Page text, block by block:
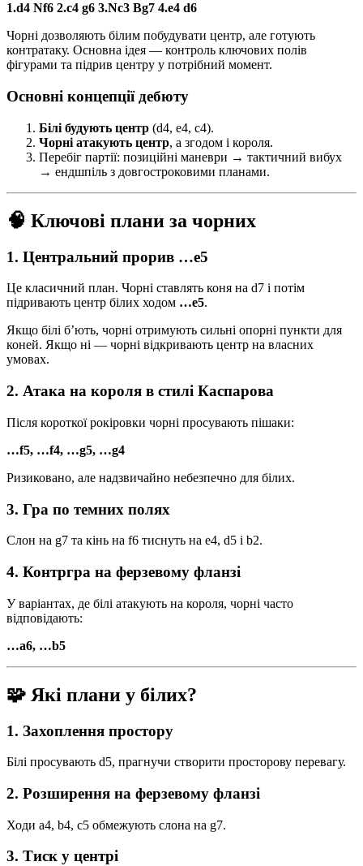
1.d4 Nf6 2.c4 g6 3.Nc3 Bg7 4.e4 d6
Чорні дозволяють білим побудувати центр, але готують
контратаку. Основна ідея — контроль ключових полів
фігурами та підрив центру у потрібний момент.
Основні концепції дебюту
Білі будують центр (d4, e4, c4).
Чорні атакують центр, а згодом і короля.
Перебіг партії: позиційні маневри → тактичний вибух
→ ендшпіль з довгостроковими планами.
🧠 Ключові плани за чорних
1. Центральний прорив …e5
Це класичний план. Чорні ставлять коня на d7 і потім
підривають центр білих ходом …e5.
Якщо білі б’ють, чорні отримують сильні опорні пункти для
коней. Якщо ні — чорні відкривають центр на власних
умовах.
2. Атака на короля в стилі Каспарова
Після короткої рокіровки чорні просувають пішаки:
…f5, …f4, …g5, …g4
Ризиковано, але надзвичайно небезпечно для білих.
3. Гра по темних полях
Слон на g7 та кінь на f6 тиснуть на e4, d5 і b2.
4. Контргра на ферзевому фланзі
У варіантах, де білі атакують на короля, чорні часто
відповідають:
…a6, …b5
🧩 Які плани у білих?
1. Захоплення простору
Білі просувають d5, прагнучи створити просторову перевагу.
2. Розширення на ферзевому фланзі
Ходи a4, b4, c5 обмежують слона на g7.
3. Тиск у центрі